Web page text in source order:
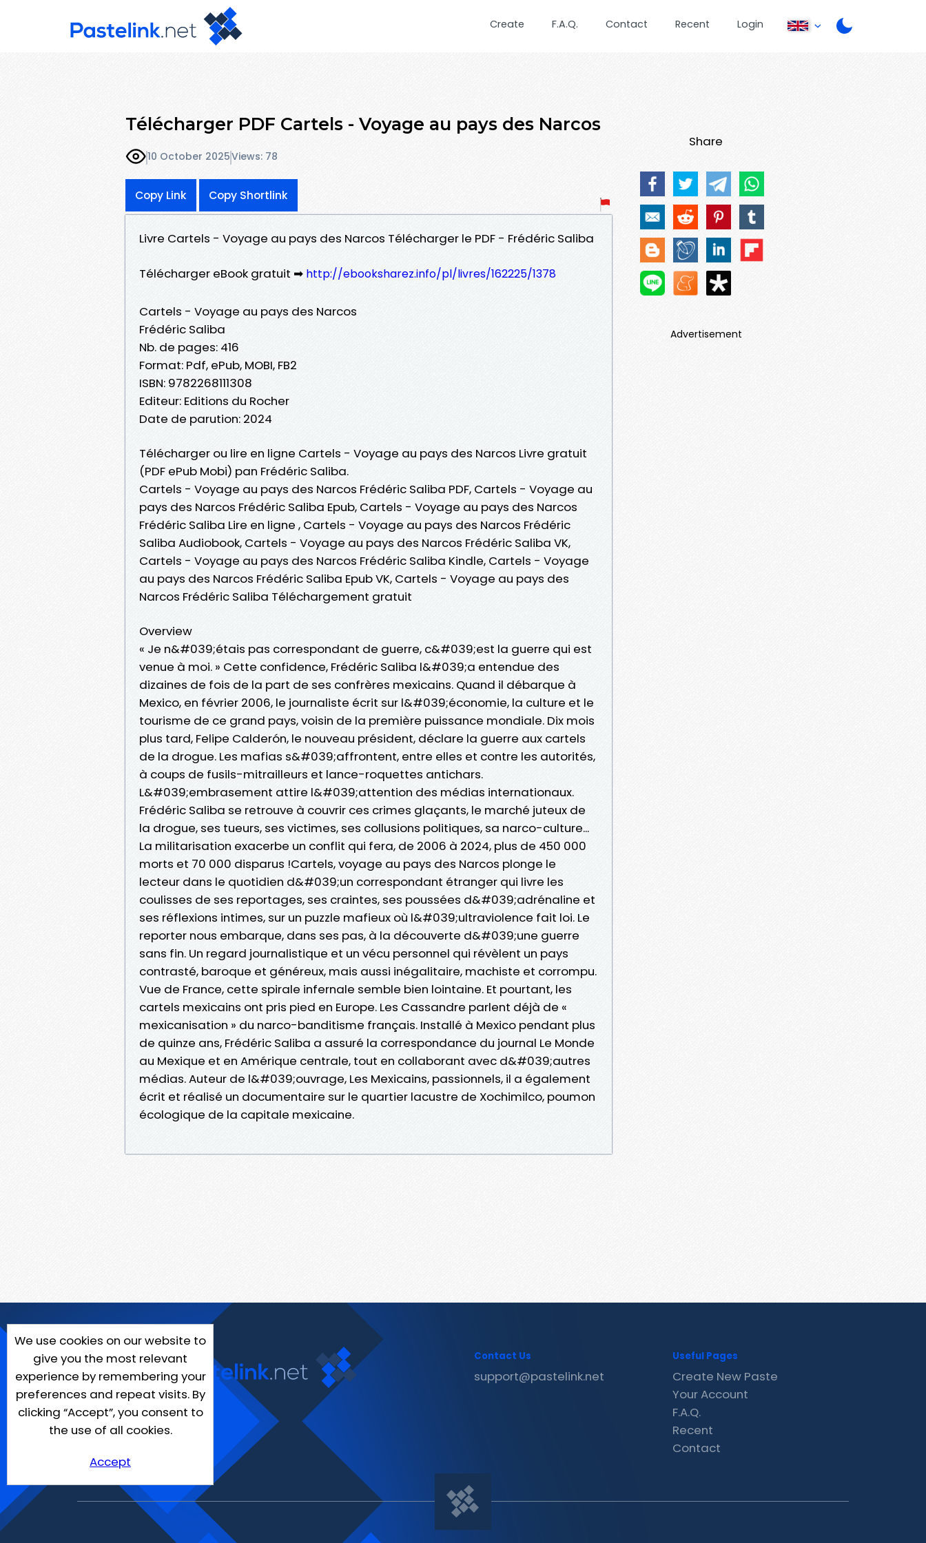
Create F.A.Q. Contact Recent Login
Télécharger PDF Cartels - Voyage au pays des Narcos
10 October 2025Views: 78
Copy Link Copy Shortlink
Livre Cartels - Voyage au pays des Narcos Télécharger le PDF - Frédéric Saliba
Télécharger eBook gratuit ➡ http://ebooksharez.info/pl/livres/162225/1378
Cartels - Voyage au pays des Narcos
Frédéric Saliba
Nb. de pages: 416
Format: Pdf, ePub, MOBI, FB2
ISBN: 9782268111308
Editeur: Editions du Rocher
Date de parution: 2024
Télécharger ou lire en ligne Cartels - Voyage au pays des Narcos Livre gratuit
(PDF ePub Mobi) pan Frédéric Saliba.
Cartels - Voyage au pays des Narcos Frédéric Saliba PDF, Cartels - Voyage au
pays des Narcos Frédéric Saliba Epub, Cartels - Voyage au pays des Narcos
Frédéric Saliba Lire en ligne , Cartels - Voyage au pays des Narcos Frédéric
Saliba Audiobook, Cartels - Voyage au pays des Narcos Frédéric Saliba VK,
Cartels - Voyage au pays des Narcos Frédéric Saliba Kindle, Cartels - Voyage
au pays des Narcos Frédéric Saliba Epub VK, Cartels - Voyage au pays des
Narcos Frédéric Saliba Téléchargement gratuit
Overview
« Je n&#039;étais pas correspondant de guerre, c&#039;est la guerre qui est
venue à moi. » Cette confidence, Frédéric Saliba l&#039;a entendue des
dizaines de fois de la part de ses confrères mexicains. Quand il débarque à
Mexico, en février 2006, le journaliste écrit sur l&#039;économie, la culture et le
tourisme de ce grand pays, voisin de la première puissance mondiale. Dix mois
plus tard, Felipe Calderón, le nouveau président, déclare la guerre aux cartels
de la drogue. Les mafias s&#039;affrontent, entre elles et contre les autorités,
à coups de fusils-mitrailleurs et lance-roquettes antichars.
L&#039;embrasement attire l&#039;attention des médias internationaux.
Frédéric Saliba se retrouve à couvrir ces crimes glaçants, le marché juteux de
la drogue, ses tueurs, ses victimes, ses collusions politiques, sa narco-culture...
La militarisation exacerbe un conflit qui fera, de 2006 à 2024, plus de 450 000
morts et 70 000 disparus !Cartels, voyage au pays des Narcos plonge le
lecteur dans le quotidien d&#039;un correspondant étranger qui livre les
coulisses de ses reportages, ses craintes, ses poussées d&#039;adrénaline et
ses réflexions intimes, sur un puzzle mafieux où l&#039;ultraviolence fait loi. Le
reporter nous embarque, dans ses pas, à la découverte d&#039;une guerre
sans fin. Un regard journalistique et un vécu personnel qui révèlent un pays
contrasté, baroque et généreux, mais aussi inégalitaire, machiste et corrompu.
Vue de France, cette spirale infernale semble bien lointaine. Et pourtant, les
cartels mexicains ont pris pied en Europe. Les Cassandre parlent déjà de «
mexicanisation » du narco-banditisme français. Installé à Mexico pendant plus
de quinze ans, Frédéric Saliba a assuré la correspondance du journal Le Monde
au Mexique et en Amérique centrale, tout en collaborant avec d&#039;autres
médias. Auteur de l&#039;ouvrage, Les Mexicains, passionnels, il a également
écrit et réalisé un documentaire sur le quartier lacustre de Xochimilco, poumon
écologique de la capitale mexicaine.
Share
Advertisement
We use cookies on our website to
give you the most relevant
experience by remembering your
preferences and repeat visits. By
clicking “Accept”, you consent to
the use of all cookies.
Accept
Contact Us
support@pastelink.net
Useful Pages
Create New Paste
Your Account
F.A.Q.
Recent
Contact